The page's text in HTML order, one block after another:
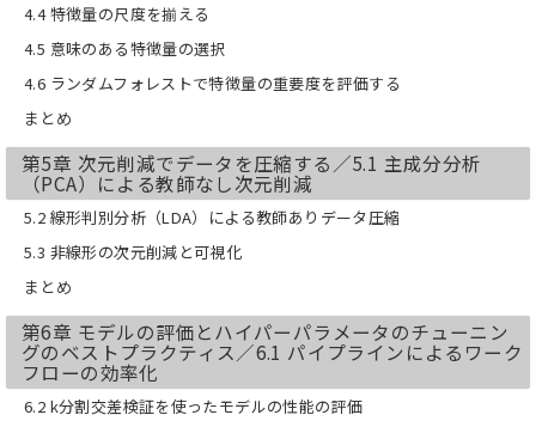
4.4 特徴量の尺度を揃える
4.5 意味のある特徴量の選択
4.6 ランダムフォレストで特徴量の重要度を評価する
まとめ
第5章 次元削減でデータを圧縮する／5.1 主成分分析
（PCA）による教師なし次元削減
5.2 線形判別分析（LDA）による教師ありデータ圧縮
5.3 非線形の次元削減と可視化
まとめ
第6章 モデルの評価とハイパーパラメータのチューニン
グのベストプラクティス／6.1 パイプラインによるワーク
フローの効率化
6.2 k分割交差検証を使ったモデルの性能の評価